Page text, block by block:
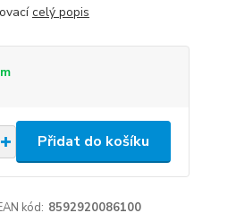
celý popis
Přidat do košíku
kód: 8592920086100